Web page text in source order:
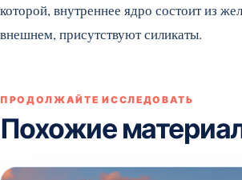
которой, внутреннее ядро состоит из
внешнем, присутствуют силикаты.
ПРОДОЛЖАЙТЕ ИССЛЕДОВАТЬ
Похожие